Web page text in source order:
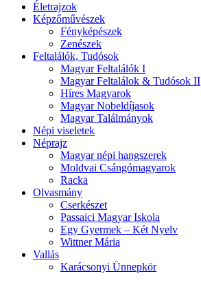
Életrajzok
Képzőművészek
Fényképészek
Zenészek
Feltalálók, Tudósok
Magyar Feltalálók I
Magyar Feltalálok & Tudósok II
Híres Magyarok
Magyar Nobeldíjasok
Magyar Találmányok
Népi viseletek
Néprajz
Magyar népi hangszerek
Moldvai Csángómagyarok
Racka
Olvasmány
Cserkészet
Passaici Magyar Iskola
Egy Gyermek – Két Nyelv
Wittner Mária
Vallás
Karácsonyi Ünnepkör